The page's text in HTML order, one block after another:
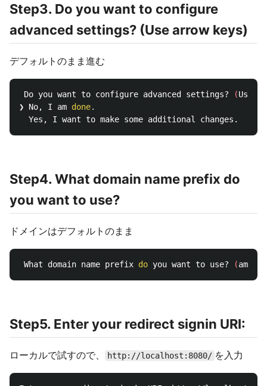
Step3. Do you want to configure
advanced settings? (Use arrow keys)
デフォルトのまま進む
Do you want to configure advanced settings? (Use
❯ No, I am done.
Step4. What domain name prefix do
you want to use?
ドメインはデフォルトのまま
What domain name prefix do you want to use? (
Step5. Enter your redirect signin URI:
ローカルで試すので、 http://localhost:8080/ を入力